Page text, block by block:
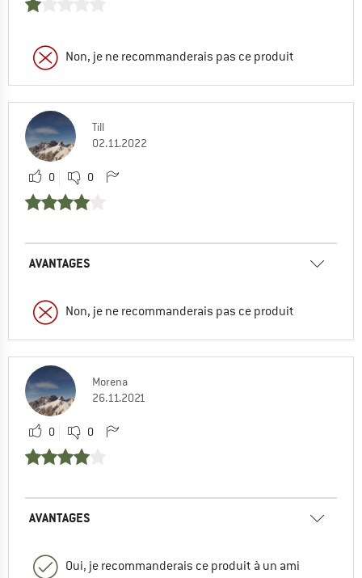
Non, je ne recommanderais pas ce produit
Till
02.11.2022
0 0
AVANTAGES
Non, je ne recommanderais pas ce produit
Morena
26.11.2021
0 0
AVANTAGES
Oui, je recommanderais ce produit à un ami